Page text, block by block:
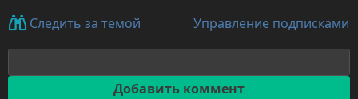
Следить за темой Управление подписками